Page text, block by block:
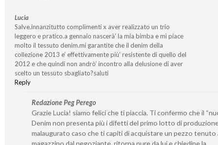
Lucia
Salve.innanzitutto complimenti x aver realizzato un trio
leggero e pratico.a gennaio nascerà’ la mia bimba e mì piace
molto il tessuto denim.mi garantite che il denim della
collezione 2013 e’ effettivamente più’ resistente di quello del
2012 e che quindi non andrò’ incontro alla delusione di aver
scelto un tessuto sbagliato?saluti
Reply
Redazione Peg Perego
Grazie Lucia! siamo felici che ti piaccia. Ti confermo che il
Denim non presenta più i difetti del primo lotto di
malaugurato caso che ti capiti di acquistare un pezzo tenuto
magazzino dal negoziante, ritorna pure da lui e chiedine la